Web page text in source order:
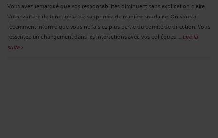
Vous avez remarqué que vos responsabilités diminuent sans explication claire.
Votre voiture de fonction a été supprimée de manière soudaine. On vous a
récemment informé que vous ne faisiez plus partie du comité de direction. Vous
ressentez un changement dans les interactions avec vos collègues. ... Lire la
suite >